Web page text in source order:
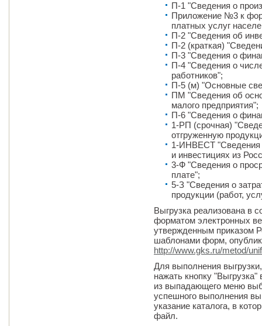
П-1 "Сведения о
Приложение №3 к
платных услуг
П-2 "Сведения об
П-2 (краткая)
П-3 "Сведения о
П-4 "Сведения о
работников";
П-5 (м) "Основные
ПМ "Сведения об
малого предприятия";
П-6 "Сведения о
1-РП (срочная)
отгруженную
1-ИНВЕСТ "Сведения
и инвестициях из
3-Ф "Сведения о
плате";
5-З "Сведения о
продукции (работ,
Выгрузка реализована в
форматом электронных
утвержденным приказом
шаблонами форм,
http://www.gks.ru/metod/
Для выполнения
нажать кнопку
из выпадающего меню
успешного выполнения
указание каталога, в
файл.